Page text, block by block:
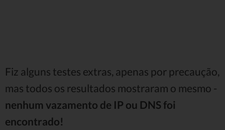
Fiz alguns testes extras, apenas por precaução,
mas todos os resultados mostraram o mesmo -
nenhum vazamento de IP ou DNS foi
encontrado!